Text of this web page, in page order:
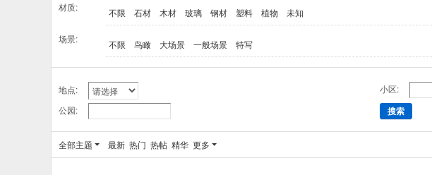
材质: 不限 石材 木材 玻璃 钢材 塑料 植物 未知
场景: 不限 鸟瞰 大场景 一般场景 特写
地点:
小区:
公园:
搜索
全部主题 最新 热门 热帖 精华 更多